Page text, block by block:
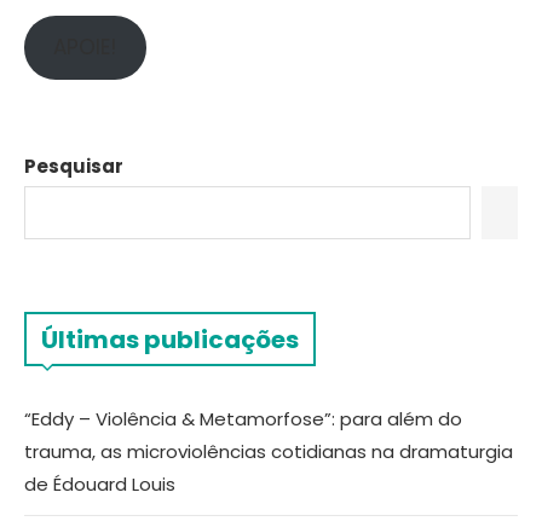
Pesquisar
Últimas publicações
“Eddy – Violência & Metamorfose”: para além do
trauma, as microviolências cotidianas na dramaturgia
de Édouard Louis